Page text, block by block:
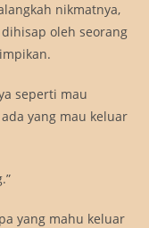
nikmatnya,
oleh seorang
seperti mau
yang mau keluar
yang mahu keluar